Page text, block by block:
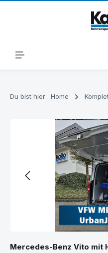
Zum Hauptinhalt springen
Du bist hier: Home
Bildergalerie überspringen
Mercedes-Benz Vito mit